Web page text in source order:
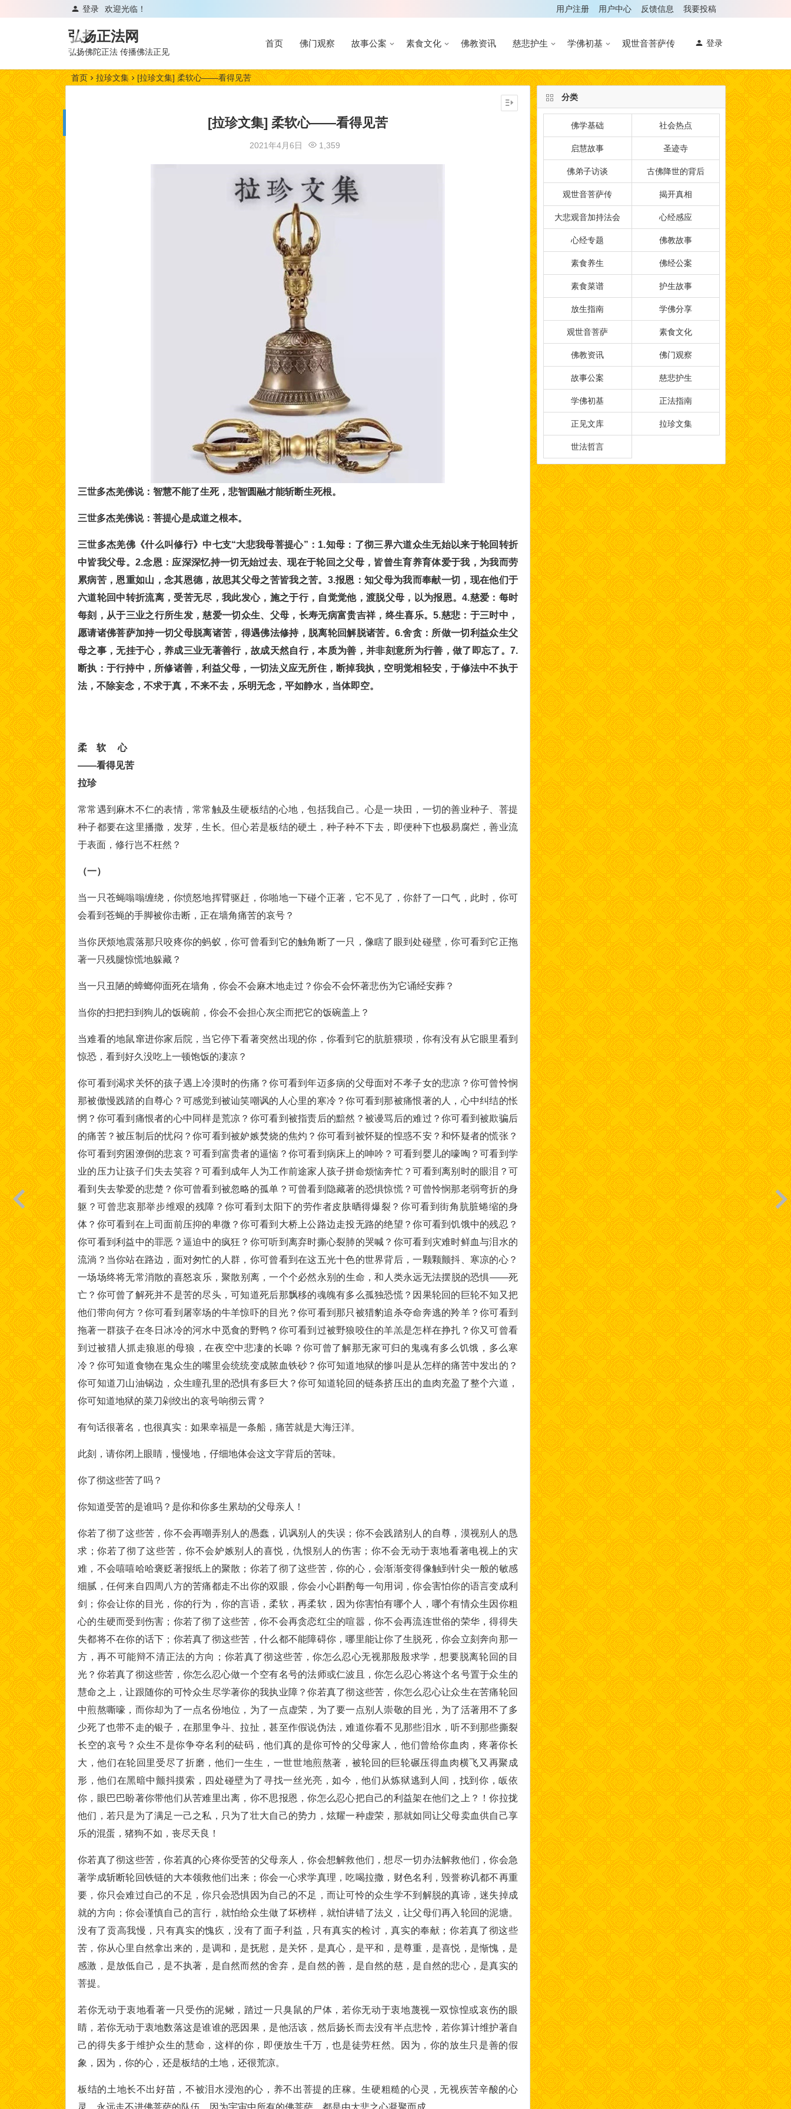
欢迎光临！
登录 用户注册 用户中心 反馈信息 我要投稿
登录
弘扬正法网
弘扬佛陀正法 传播佛法正见
首页 佛门观察 故事公案 素食文化 佛教资讯 慈悲护生 学佛初基 观世音菩萨传
首页 拉珍文集 [拉珍文集] 柔软心——看得见苦
[拉珍文集] 柔软心——看得见苦
2021年4月6日 1,359
三世多杰羌佛说：智慧不能了生死，悲智圆融才能斩断生死根。
三世多杰羌佛说：菩提心是成道之根本。
三世多杰羌佛《什么叫修行》中七支“大悲我母菩提心”：1.知母：了彻三界六道众生无始以来于轮回转折
中皆我父母。2.念恩：应深深忆持一切无始过去、现在于轮回之父母，皆曾生育养育体爱于我，为我而劳
累病苦，恩重如山，念其恩德，故思其父母之苦皆我之苦。3.报恩：知父母为我而奉献一切，现在他们于
六道轮回中转折流离，受苦无尽，我此发心，施之于行，自觉觉他，渡脱父母，以为报恩。4.慈爱：每时
每刻，从于三业之行所生发，慈爱一切众生、父母，长寿无病富贵吉祥，终生喜乐。5.慈悲：于三时中，
愿请诸佛菩萨加持一切父母脱离诸苦，得遇佛法修持，脱离轮回解脱诸苦。6.舍贪：所做一切利益众生父
母之事，无挂于心，养成三业无著善行，故成天然自行，本质为善，并非刻意所为行善，做了即忘了。7.
断执：于行持中，所修诸善，利益父母，一切法义应无所住，断掉我执，空明觉相轻安，于修法中不执于
法，不除妄念，不求于真，不来不去，乐明无念，平如静水，当体即空。
柔 软 心
——看得见苦
拉珍
常常遇到麻木不仁的表情，常常触及生硬板结的心地，包括我自己。心是一块田，一切的善业种子、菩提
种子都要在这里播撒，发芽，生长。但心若是板结的硬土，种子种不下去，即便种下也极易腐烂，善业流
于表面，修行岂不枉然？
（一）
当一只苍蝇嗡嗡缠绕，你愤怒地挥臂驱赶，你啪地一下碰个正著，它不见了，你舒了一口气，此时，你可
会看到苍蝇的手脚被你击断，正在墙角痛苦的哀号？
当你厌烦地震落那只咬疼你的蚂蚁，你可曾看到它的触角断了一只，像瞎了眼到处碰壁，你可看到它正拖
著一只残腿惊慌地躲藏？
当一只丑陋的蟑螂仰面死在墙角，你会不会麻木地走过？你会不会怀著悲伤为它诵经安葬？
当你的扫把扫到狗儿的饭碗前，你会不会担心灰尘而把它的饭碗盖上？
当难看的地鼠窜进你家后院，当它停下看著突然出现的你，你看到它的肮脏猥琐，你有没有从它眼里看到
惊恐，看到好久没吃上一顿饱饭的凄凉？
你可看到渴求关怀的孩子遇上冷漠时的伤痛？你可看到年迈多病的父母面对不孝子女的悲凉？你可曾怜悯
那被傲慢践踏的自尊心？可感觉到被讪笑嘲讽的人心里的寒冷？你可看到那被痛恨著的人，心中纠结的怅
惘？你可看到痛恨者的心中同样是荒凉？你可看到被指责后的黯然？被谩骂后的难过？你可看到被欺骗后
的痛苦？被压制后的忧闷？你可看到被妒嫉焚烧的焦灼？你可看到被怀疑的惶惑不安？和怀疑者的慌张？
你可看到穷困潦倒的悲哀？可看到富贵者的逼恼？你可看到病床上的呻吟？可看到婴儿的嚎啕？可看到学
业的压力让孩子们失去笑容？可看到成年人为工作前途家人孩子拼命烦恼奔忙？可看到离别时的眼泪？可
看到失去挚爱的悲楚？你可曾看到被忽略的孤单？可曾看到隐藏著的恐惧惊慌？可曾怜悯那老弱弯折的身
躯？可曾悲哀那举步维艰的残障？你可看到太阳下的劳作者皮肤晒得爆裂？你可看到街角肮脏蜷缩的身
体？你可看到在上司面前压抑的卑微？你可看到大桥上公路边走投无路的绝望？你可看到饥饿中的残忍？
你可看到利益中的罪恶？逼迫中的疯狂？你可听到离弃时撕心裂肺的哭喊？你可看到灾难时鲜血与泪水的
流淌？当你站在路边，面对匆忙的人群，你可曾看到在这五光十色的世界背后，一颗颗颤抖、寒凉的心？
一场场终将无常消散的喜怒哀乐，聚散别离，一个个必然永别的生命，和人类永远无法摆脱的恐惧——死
亡？你可曾了解死并不是苦的尽头，可知道死后那飘移的魂魄有多么孤独恐慌？因果轮回的巨轮不知又把
他们带向何方？你可看到屠宰场的牛羊惊吓的目光？你可看到那只被猎豹追杀夺命奔逃的羚羊？你可看到
拖著一群孩子在冬日冰冷的河水中觅食的野鸭？你可看到过被野狼咬住的羊羔是怎样在挣扎？你又可曾看
到过被猎人抓走狼崽的母狼，在夜空中悲凄的长嗥？你可曾了解那无家可归的鬼魂有多么饥饿，多么寒
冷？你可知道食物在鬼众生的嘴里会统统变成脓血铁砂？你可知道地狱的惨叫是从怎样的痛苦中发出的？
你可知道刀山油锅边，众生瞳孔里的恐惧有多巨大？你可知道轮回的链条挤压出的血肉充盈了整个六道，
你可知道地狱的菜刀剁绞出的哀号响彻云霄？
有句话很著名，也很真实：如果幸福是一条船，痛苦就是大海汪洋。
此刻，请你闭上眼睛，慢慢地，仔细地体会这文字背后的苦味。
你了彻这些苦了吗？
你知道受苦的是谁吗？是你和你多生累劫的父母亲人！
你若了彻了这些苦，你不会再嘲弄别人的愚蠢，讥讽别人的失误；你不会践踏别人的自尊，漠视别人的恳
求；你若了彻了这些苦，你不会妒嫉别人的喜悦，仇恨别人的伤害；你不会无动于衷地看著电视上的灾
难，不会嘻嘻哈哈褒贬著报纸上的聚散；你若了彻了这些苦，你的心，会渐渐变得像触到针尖一般的敏感
细腻，任何来自四周八方的苦痛都走不出你的双眼，你会小心斟酌每一句用词，你会害怕你的语言变成利
剑；你会让你的目光，你的行为，你的言语，柔软，再柔软，因为你害怕有哪个人，哪个有情众生因你粗
心的生硬而受到伤害；你若了彻了这些苦，你不会再贪恋红尘的喧嚣，你不会再流连世俗的荣华，得得失
失都将不在你的话下；你若真了彻这些苦，什么都不能障碍你，哪里能让你了生脱死，你会立刻奔向那一
方，再不可能辩不清正法的方向；你若真了彻这些苦，你怎么忍心无视那殷殷求学，想要脱离轮回的目
光？你若真了彻这些苦，你怎么忍心做一个空有名号的法师或仁波且，你怎么忍心将这个名号置于众生的
慧命之上，让跟随你的可怜众生尽学著你的我执业障？你若真了彻这些苦，你怎么忍心让众生在苦痛轮回
中煎熬嘶嚎，而你却为了一点名份地位，为了一点虚荣，为了要一点别人崇敬的目光，为了活著用不了多
少死了也带不走的银子，在那里争斗、拉扯，甚至作假说伪法，难道你看不见那些泪水，听不到那些撕裂
长空的哀号？众生不是你争夺名利的砝码，他们真的是你可怜的父母家人，他们曾给你血肉，疼著你长
大，他们在轮回里受尽了折磨，他们一生生，一世世地煎熬著，被轮回的巨轮碾压得血肉横飞又再聚成
形，他们在黑暗中颤抖摸索，四处碰壁为了寻找一丝光亮，如今，他们从炼狱逃到人间，找到你，皈依
你，眼巴巴盼著你带他们从苦难里出离，你不思报恩，你怎么忍心把自己的利益架在他们之上？！你拉拢
他们，若只是为了满足一己之私，只为了壮大自己的势力，炫耀一种虚荣，那就如同让父母卖血供自己享
乐的混蛋，猪狗不如，丧尽天良！
你若真了彻这些苦，你若真的心疼你受苦的父母亲人，你会想解救他们，想尽一切办法解救他们，你会急
著学成斩断轮回铁链的大本领救他们出来；你会一心求学真理，吃喝拉撒，财色名利，毁誉称讥都不再重
要，你只会难过自己的不足，你只会恐惧因为自己的不足，而让可怜的众生学不到解脱的真谛，迷失掉成
就的方向；你会谨慎自己的言行，就怕给众生做了坏榜样，就怕讲错了法义，让父母们再入轮回的泥塘。
没有了贡高我慢，只有真实的愧疚，没有了面子利益，只有真实的检讨，真实的奉献；你若真了彻这些
苦，你从心里自然拿出来的，是调和，是抚慰，是关怀，是真心，是平和，是尊重，是喜悦，是惭愧，是
感激，是放低自己，是不执著，是自然而然的舍弃，是自然的善，是自然的慈，是自然的悲心，是真实的
菩提。
若你无动于衷地看著一只受伤的泥鳅，踏过一只臭鼠的尸体，若你无动于衷地蔑视一双惊惶或哀伤的眼
睛，若你无动于衷地数落这是谁谁的恶因果，是他活该，然后扬长而去没有半点悲怜，若你算计维护著自
己的得失多于维护众生的慧命，这样的你，即便放生千万，也是徒劳枉然。因为，你的放生只是善的假
象，因为，你的心，还是板结的土地，还很荒凉。
板结的土地长不出好苗，不被泪水浸泡的心，养不出菩提的庄稼。生硬粗糙的心灵，无视疾苦辛酸的心
灵，永远走不进佛菩萨的队伍，因为宇宙中所有的佛菩萨，都是由大悲之心凝聚而成。
分类
佛学基础 社会热点
启慧故事 圣迹寺
佛弟子访谈 古佛降世的背后
观世音菩萨传 揭开真相
大悲观音加持法会 心经感应
心经专题 佛教故事
素食养生 佛经公案
素食菜谱 护生故事
放生指南 学佛分享
观世音菩萨 素食文化
佛教资讯 佛门观察
故事公案 慈悲护生
学佛初基 正法指南
正见文库 拉珍文集
世法哲言